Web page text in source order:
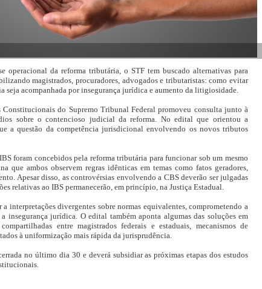
operacional da reforma tributária, o STF tem buscado alternativas para
magistrados, procuradores, advogados e tributaristas: como evitar
seja acompanhada por insegurança jurídica e aumento da litigiosidade.
do Supremo Tribunal Federal promoveu consulta junto à
sobre o contencioso judicial da reforma. No edital que orientou a
a questão da competência jurisdicional envolvendo os novos tributos
foram concebidos pela reforma tributária para funcionar sob um mesmo
que ambos observem regras idênticas em temas como fatos geradores,
Apesar disso, as controvérsias envolvendo a CBS deverão ser julgadas
relativas ao IBS permanecerão, em princípio, na Justiça Estadual.
interpretações divergentes sobre normas equivalentes, comprometendo a
insegurança jurídica. O edital também aponta algumas das soluções em
entre magistrados federais e estaduais, mecanismos de
à uniformização mais rápida da jurisprudência.
no último dia 30 e deverá subsidiar as próximas etapas dos estudos